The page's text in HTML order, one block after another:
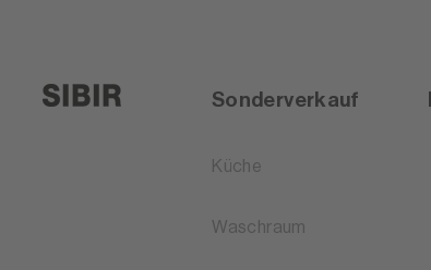
Sonderverkauf
Küche
Waschraum